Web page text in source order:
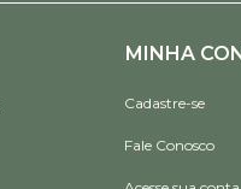
MINHA
Cadastre-se
Fale Conosco